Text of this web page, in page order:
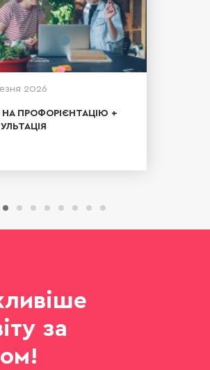
2026
ПРОФОРІЄНТАЦІЮ +
за